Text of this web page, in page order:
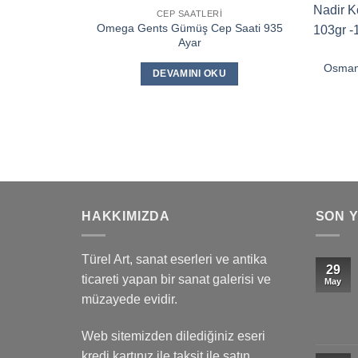
CEP SAATLERI
Omega Gents Gümüş Cep Saati 935
Ayar
DEVAMINI OKU
HAKKIMIZDA
Türel Art, sanat eserleri ve antika
ticareti yapan bir sanat galerisi ve
müzayede evidir.
Web sitemizden dilediğiniz eseri
SON
29
May